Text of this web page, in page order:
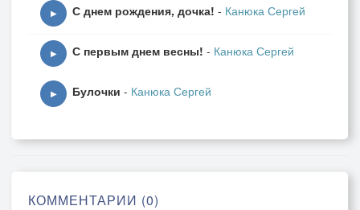
И растопит лед!
Вот Новый Год пришел,
Шампанское - в бокалах
Ты снова всем налей!
▶ С днем рождения, дочка! - Канюка Сергей
▶ С первым днем весны! - Канюка Сергей
▶ Булочки - Канюка Сергей
КОММЕНТАРИИ (0)